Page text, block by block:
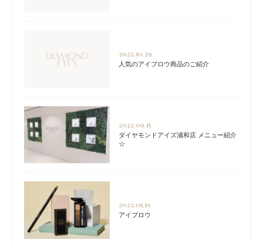
2022.10.29
人気のアイブロウ商品のご紹介
2022.09.15
ダイヤモンドアイズ浦和店 メニュー紹介
☆
2022.05.19
アイブロウ